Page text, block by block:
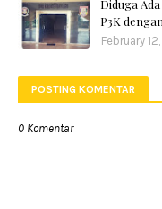
Diduga
P3K
February
POSTING KOMENTAR
0 Komentar